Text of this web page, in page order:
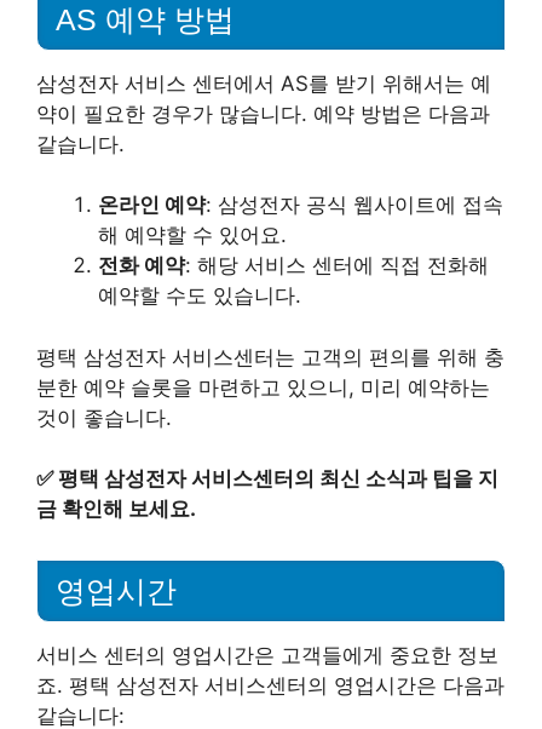
AS 예약 방법
삼성전자 서비스 센터에서 AS를 받기 위해서는 예
약이 필요한 경우가 많습니다. 예약 방법은 다음과
같습니다.
온라인 예약: 삼성전자 공식 웹사이트에 접속
해 예약할 수 있어요.
전화 예약: 해당 서비스 센터에 직접 전화해
예약할 수도 있습니다.
평택 삼성전자 서비스센터는 고객의 편의를 위해 충
분한 예약 슬롯을 마련하고 있으니, 미리 예약하는
것이 좋습니다.
✅평택 삼성전자 서비스센터의 최신 소식과 팁을 지
금 확인해 보세요.
영업시간
서비스 센터의 영업시간은 고객들에게 중요한 정보
죠. 평택 삼성전자 서비스센터의 영업시간은 다음과
같습니다: